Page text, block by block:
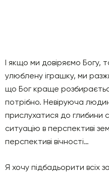
І якщо ми довіряємо Богу,
улюблену іграшку, ми
що Бог краще
потрібно. Невіруюча
прислухатися до глибини
ситуацію в перспективі
перспективі вічності…
Я хочу підбадьорити всіх